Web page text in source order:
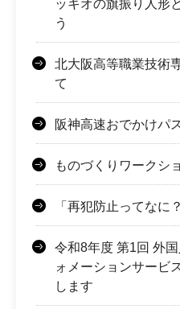
ッキオの旗振り人形
う
北大阪高等職業技術
て
阪神高速おでかけパ
ものづくりワークシ
「再犯防止ってなに
令和8年度 第1回 外
ォメーションサービ
します